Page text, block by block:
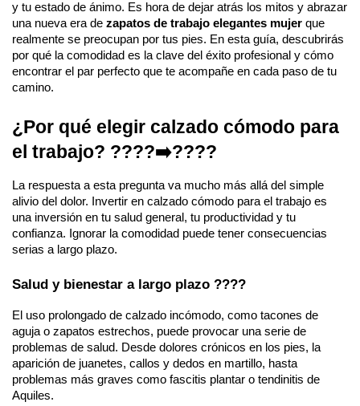
y tu estado de ánimo. Es hora de dejar atrás los mitos y abrazar
una nueva era de zapatos de trabajo elegantes mujer que
realmente se preocupan por tus pies. En esta guía, descubrirás
por qué la comodidad es la clave del éxito profesional y cómo
encontrar el par perfecto que te acompañe en cada paso de tu
camino.
¿Por qué elegir calzado cómodo para
el trabajo? ????➡️????
La respuesta a esta pregunta va mucho más allá del simple
alivio del dolor. Invertir en calzado cómodo para el trabajo es
una inversión en tu salud general, tu productividad y tu
confianza. Ignorar la comodidad puede tener consecuencias
serias a largo plazo.
Salud y bienestar a largo plazo ????
El uso prolongado de calzado incómodo, como tacones de
aguja o zapatos estrechos, puede provocar una serie de
problemas de salud. Desde dolores crónicos en los pies, la
aparición de juanetes, callos y dedos en martillo, hasta
problemas más graves como fascitis plantar o tendinitis de
Aquiles.